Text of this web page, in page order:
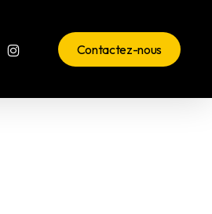
instagram Contactez-nous